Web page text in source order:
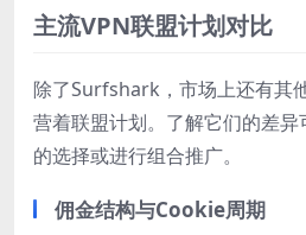
主流VPN联盟计划对比
除了Surfshark，市场上还有其
营着联盟计划。了解它们的差
的选择或进行组合推广。
佣金结构与Cookie周期